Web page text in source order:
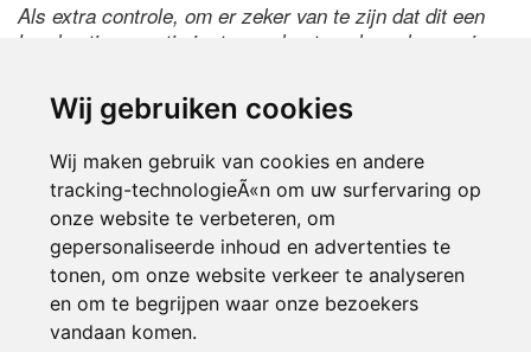
Wij gebruiken cookies
Wij maken gebruik van cookies en andere
tracking-technologieÃ«n om uw surfervaring op
onze website te verbeteren, om
gepersonaliseerde inhoud en advertenties te
tonen, om onze website verkeer te analyseren
en om te begrijpen waar onze bezoekers
vandaan komen.
Als extra controle, om er zeker van te zijn dat dit een
handmatige reactie is, typ onderstaande code over in
de code te wijzigen.